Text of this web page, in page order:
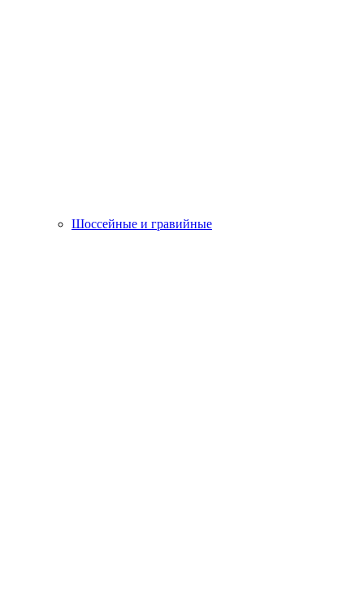
Шоссейные и гравийные